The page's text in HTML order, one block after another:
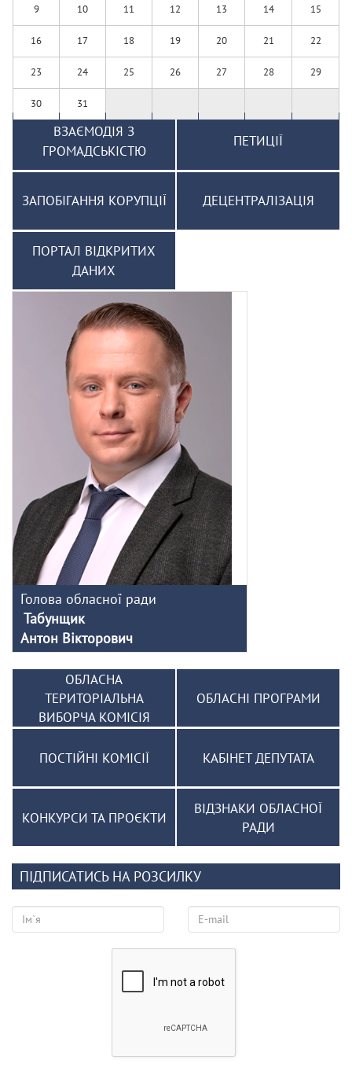
9 10 11 12 13 14 15
16 17 18 19 20 21 22
23 24 25 26 27 28 29
30 31
ВЗАЄМОДІЯ З
ГРОМАДСЬКІСТЮ
ПЕТИЦІЇ
ЗАПОБІГАННЯ КОРУПЦІЇ ДЕЦЕНТРАЛІЗАЦІЯ
ПОРТАЛ ВІДКРИТИХ
ДАНИХ
Голова обласної ради
Табунщик
Антон Вікторович
ОБЛАСНА
ТЕРИТОРІАЛЬНА
ВИБОРЧА КОМІСІЯ
ОБЛАСНІ ПРОГРАМИ
ПОСТІЙНІ КОМІСІЇ КАБІНЕТ ДЕПУТАТА
КОНКУРСИ ТА ПРОЄКТИ
ВІДЗНАКИ ОБЛАСНОЇ
РАДИ
ПІДПИСАТИСЬ НА РОЗСИЛКУ